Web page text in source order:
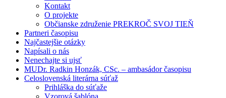
Kontakt
O projekte
Občianske združenie PREKROČ SVOJ TIEŇ
Partneri časopisu
Najčastejšie otázky
Napísali o nás
Nenechajte si ujsť
MUDr. Radkin Honzák, CSc. – ambasádor časopisu
Celoslovenská literárna súťaž
Prihláška do súťaže
Vzorová šablóna